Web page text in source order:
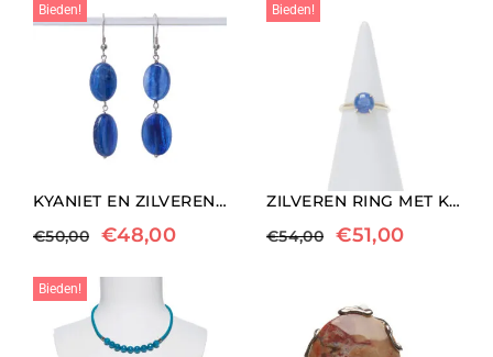
Bieden!
KYANIET EN ZILVEREN OORBELLEN
€50,00 €48,00
Bieden!
ZILVEREN RING MET KYANIET
€54,00 €51,00
Bieden!